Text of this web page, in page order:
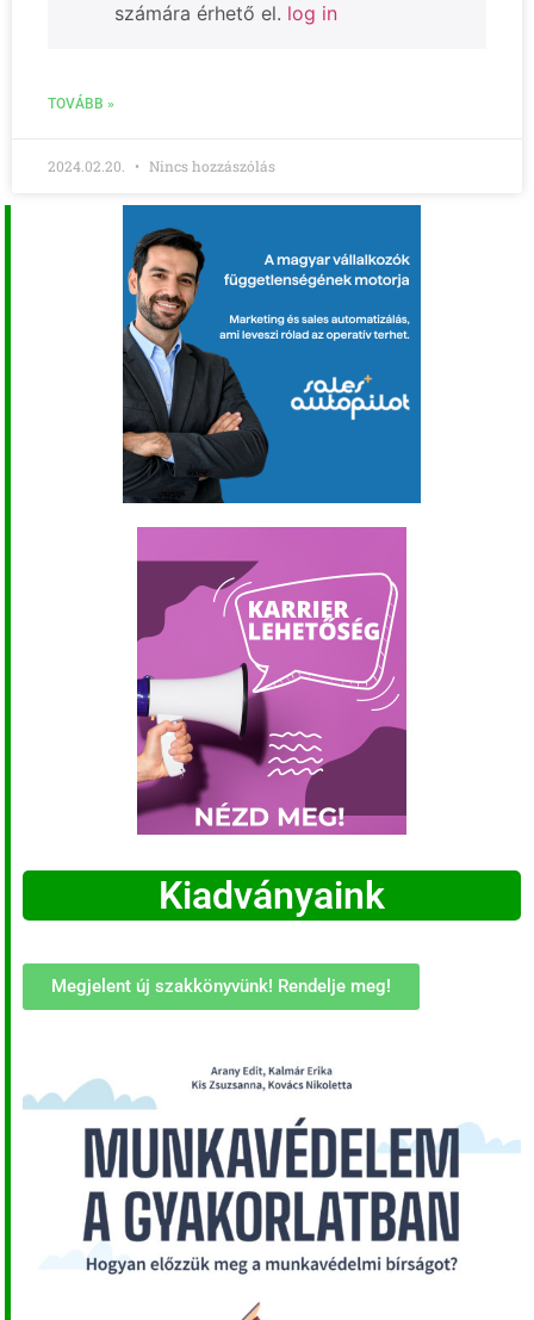
számára érhető el. log in
TOVÁBB »
2024.02.20. Nincs hozzászólás
Kiadványaink
Megjelent új szakkönyvünk! Rendelje meg!